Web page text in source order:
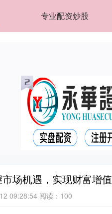
专业配资炒股
场机遇，实现财富增值
09:28:54 阅读：100